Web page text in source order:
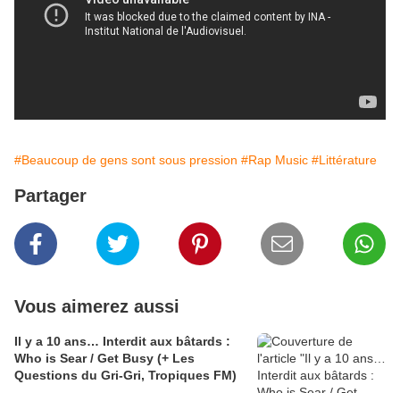
#Beaucoup de gens sont sous pression #Rap Music #Littérature
Partager
Vous aimerez aussi
Il y a 10 ans… Interdit aux bâtards :
Who is Sear / Get Busy (+ Les
Questions du Gri-Gri, Tropiques FM)